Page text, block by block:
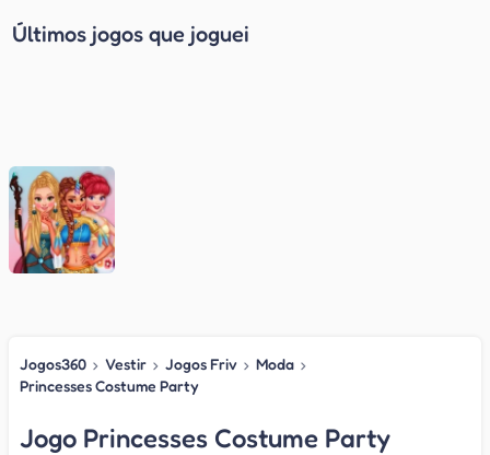
Últimos jogos que joguei
Jogos360 › Vestir › Jogos Friv › Moda ›
Princesses Costume Party
Jogo Princesses Costume Party